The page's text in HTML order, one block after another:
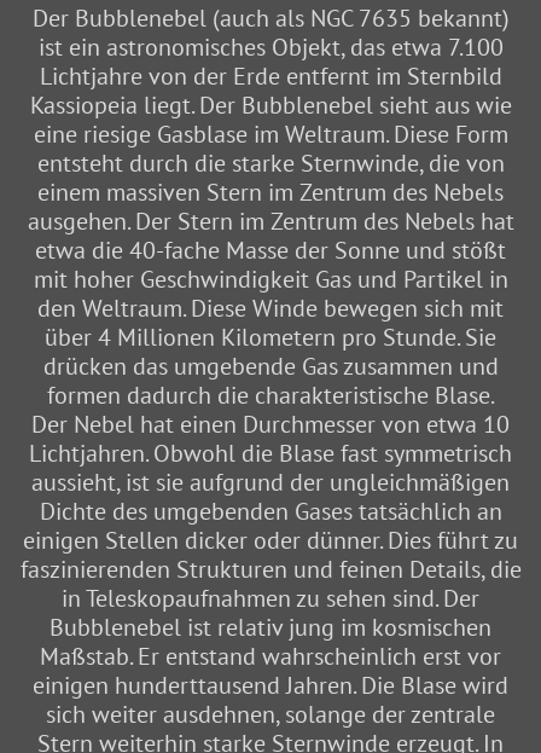
Der Bubblenebel (auch als NGC 7635 bekannt)
ist ein astronomisches Objekt, das etwa 7.100
Lichtjahre von der Erde entfernt im Sternbild
Kassiopeia liegt. Der Bubblenebel sieht aus wie
eine riesige Gasblase im Weltraum. Diese Form
entsteht durch die starke Sternwinde, die von
einem massiven Stern im Zentrum des Nebels
ausgehen. Der Stern im Zentrum des Nebels hat
etwa die 40-fache Masse der Sonne und stößt
mit hoher Geschwindigkeit Gas und Partikel in
den Weltraum. Diese Winde bewegen sich mit
über 4 Millionen Kilometern pro Stunde. Sie
drücken das umgebende Gas zusammen und
formen dadurch die charakteristische Blase.
Der Nebel hat einen Durchmesser von etwa 10
Lichtjahren. Obwohl die Blase fast symmetrisch
aussieht, ist sie aufgrund der ungleichmäßigen
Dichte des umgebenden Gases tatsächlich an
einigen Stellen dicker oder dünner. Dies führt zu
faszinierenden Strukturen und feinen Details, die
in Teleskopaufnahmen zu sehen sind. Der
Bubblenebel ist relativ jung im kosmischen
Maßstab. Er entstand wahrscheinlich erst vor
einigen hunderttausend Jahren. Die Blase wird
sich weiter ausdehnen, solange der zentrale
Stern weiterhin starke Sternwinde erzeugt. In